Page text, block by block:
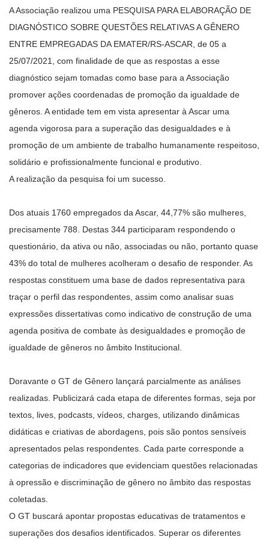
A Associação realizou uma PESQUISA PARA ELABORAÇÃO DE
DIAGNÓSTICO SOBRE QUESTÕES RELATIVAS A GÊNERO
ENTRE EMPREGADAS DA EMATER/RS-ASCAR, de 05 a
25/07/2021, com finalidade de que as respostas a esse
diagnóstico sejam tomadas como base para a Associação
promover ações coordenadas de promoção da igualdade de
gêneros. A entidade tem em vista apresentar à Ascar uma
agenda vigorosa para a superação das desigualdades e à
promoção de um ambiente de trabalho humanamente respeitoso,
solidário e profissionalmente funcional e produtivo.
A realização da pesquisa foi um sucesso.
Dos atuais 1760 empregados da Ascar, 44,77% são mulheres,
precisamente 788. Destas 344 participaram respondendo o
questionário, da ativa ou não, associadas ou não, portanto quase
43% do total de mulheres acolheram o desafio de responder. As
respostas constituem uma base de dados representativa para
traçar o perfil das respondentes, assim como analisar suas
expressões dissertativas como indicativo de construção de uma
agenda positiva de combate às desigualdades e promoção de
igualdade de gêneros no âmbito Institucional.
Doravante o GT de Gênero lançará parcialmente as análises
realizadas. Publicizará cada etapa de diferentes formas, seja por
textos, lives, podcasts, vídeos, charges, utilizando dinâmicas
didáticas e criativas de abordagens, pois são pontos sensíveis
apresentados pelas respondentes. Cada parte corresponde a
categorias de indicadores que evidenciam questões relacionadas
à opressão e discriminação de gênero no âmbito das respostas
coletadas.
O GT buscará apontar propostas educativas de tratamentos e
superações dos desafios identificados. Superar os diferentes